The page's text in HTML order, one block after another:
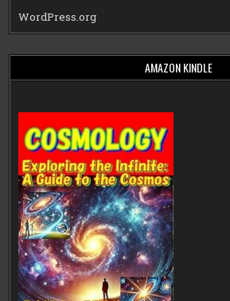
WordPress.org
AMAZON KINDLE